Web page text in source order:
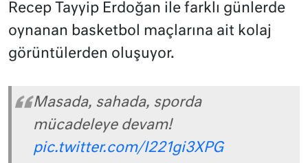
Recep Tayyip Erdoğan ile farklı günlerde
oynanan basketbol maçlarına ait kolaj
görüntülerden oluşuyor.
Masada, sahada, sporda
mücadeleye devam!
pic.twitter.com/I221gi3XPG